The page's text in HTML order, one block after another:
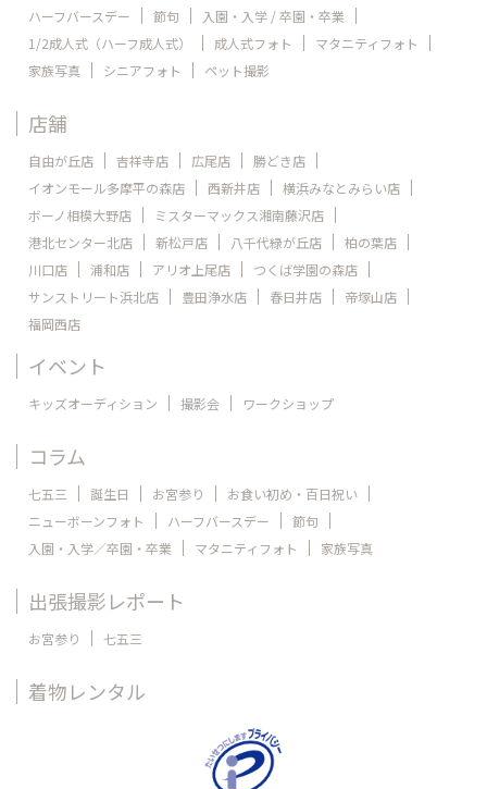
ハーフバースデー
節句
入園・入学 / 卒園・卒業
1/2成人式（ハーフ成人式）
成人式フォト
マタニティフォト
家族写真
シニアフォト ペット撮影
店舗
自由が丘店 吉祥寺店 広尾店
勝どき店
イオンモール多摩平の森店
西新井店
横浜みなとみらい店
ボーノ相模大野店
ミスターマックス湘南藤沢店
港北センター北店
新松戸店 八千代緑が丘店
柏の葉店
川口店
浦和店 アリオ上尾店
つくば学園の森店
サンストリート浜北店
豊田浄水店 春日井店
帝塚山店
福岡西店
イベント
キッズオーディション 撮影会 ワークショップ
コラム
七五三 誕生日 お宮参り
お食い初め・百日祝い
ニューボーンフォト
ハーフバースデー
節句
入園・入学／卒園・卒業
マタニティフォト 家族写真
出張撮影レポート
お宮参り 七五三
着物レンタル